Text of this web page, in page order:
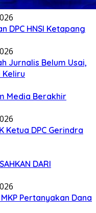
DPC HNSI Ketapang
Jurnalis Belum Usai,
Keliru
Media Berakhir
Ketua DPC Gerindra
DARI
Pertanyakan Dana